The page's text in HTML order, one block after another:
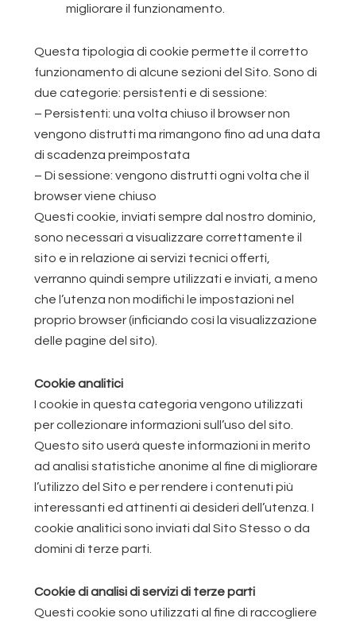
migliorare il funzionamento.
Questa tipologia di cookie permette il corretto
funzionamento di alcune sezioni del Sito. Sono di
due categorie: persistenti e di sessione:
– Persistenti: una volta chiuso il browser non
vengono distrutti ma rimangono fino ad una data
di scadenza preimpostata
– Di sessione: vengono distrutti ogni volta che il
browser viene chiuso
Questi cookie, inviati sempre dal nostro dominio,
sono necessari a visualizzare correttamente il
sito e in relazione ai servizi tecnici offerti,
verranno quindi sempre utilizzati e inviati, a meno
che l’utenza non modifichi le impostazioni nel
proprio browser (inficiando così la visualizzazione
delle pagine del sito).
Cookie analitici
I cookie in questa categoria vengono utilizzati
per collezionare informazioni sull’uso del sito.
Questo sito userà queste informazioni in merito
ad analisi statistiche anonime al fine di migliorare
l’utilizzo del Sito e per rendere i contenuti più
interessanti ed attinenti ai desideri dell’utenza. I
cookie analitici sono inviati dal Sito Stesso o da
domini di terze parti.
Cookie di analisi di servizi di terze parti
Questi cookie sono utilizzati al fine di raccogliere